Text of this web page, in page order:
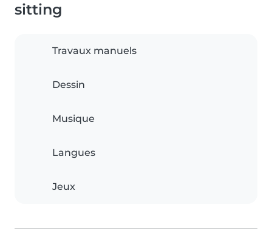
sitting
Travaux manuels
Dessin
Musique
Langues
Jeux